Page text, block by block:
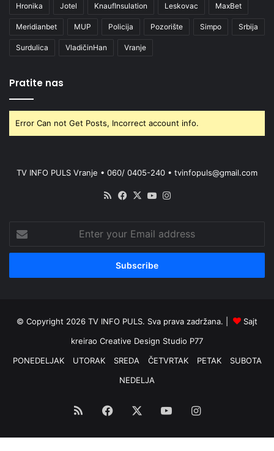
Hronika Jotel KnaufInsulation Leskovac MaxBet
Meridianbet MUP Policija Pozorište Simpo Srbija
Surdulica VladičinHan Vranje
Pratite nas
Error Can not Get Posts, Incorrect account info.
TV INFO PULS Vranje • 060/ 0405-240 • tvinfopuls@gmail.com
RSS Facebook
X YouTube
your
Email
© Copyright 2026 TV INFO PULS. Sva prava zadržana. |
Sajt
kreirao Creative Design Studio P77
PONEDELJAK
UTORAK SREDA ČETVRTAK PETAK
SUBOTA
NEDELJA
RSS Facebook YouTubeInstagram